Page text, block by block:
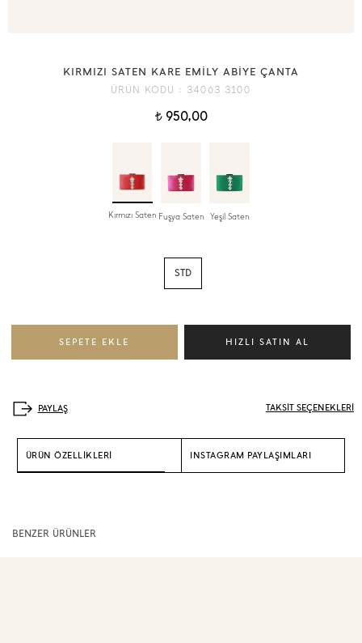
KIRMIZI SATEN KARE EMİLY ABİYE ÇANTA
ÜRÜN KODU : 34063 3100
t950,00
Kırmızı Saten Fuşya Saten Yeşil Saten
STD
TAKSİT SEÇENEKLERİ
ÜRÜN ÖZELLİKLERİ INSTAGRAM PAYLAŞIMLARI
BENZER ÜRÜNLER